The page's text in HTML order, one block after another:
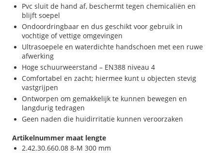
Pvc sluit de hand af, beschermt tegen chemicaliën en
blijft soepel
Ondoordringbaar en dus geschikt voor gebruik in
vochtige of vettige omgevingen
Ultrasoepele en waterdichte handschoen met een ruwe
afwerking
Hoge schuurweerstand – EN388 niveau 4
Comfortabel en zacht; hiermee kunt u objecten stevig
vastgrijpen
Ontworpen om gemakkelijk te kunnen bewegen en
langdurig tedragen
Geen naden die huidirritatie kunnen veroorzaken
Artikelnummer maat lengte
2.42.30.660.08 8-M 300 mm